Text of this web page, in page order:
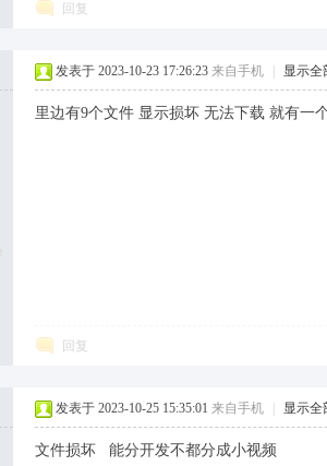
回复
发表于 2023-10-23 17:26:23 来自手机 显示全
里边有9个文件 显示损坏 无法下载 就有一
回复
发表于 2023-10-25 15:35:01 来自手机 显示全
文件损坏 能分开发不都分成小视频